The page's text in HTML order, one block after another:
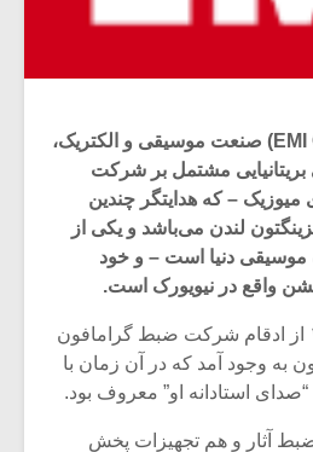
گروه ای.‌ام.‌آی (EMI Group) صنعت موسیقی و الکتریک،
مشتمل بر شرکت
– که هدایتگر چندین
لندن می‌باشد و یکی از
دنیا است – و خود
واقع در نیویورک است.
این گروه در مارچ ۱۹۳۱ از ادقام شرکت ضبط گرامافون
به وجود آمد که در آن زمان با
استادانه او” معروف بود.
آثار و هم تجهیزات پخش